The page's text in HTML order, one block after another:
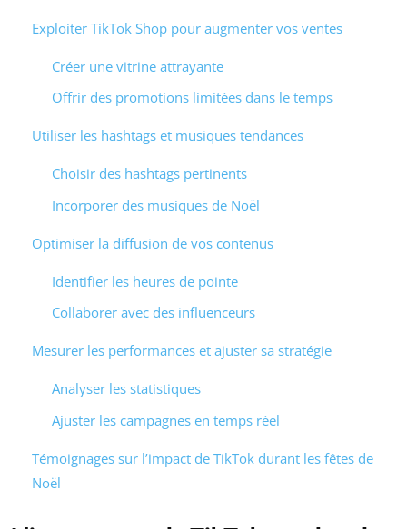
Exploiter TikTok Shop pour augmenter vos ventes
Créer une vitrine attrayante
Offrir des promotions limitées dans le temps
Utiliser les hashtags et musiques tendances
Choisir des hashtags pertinents
Incorporer des musiques de Noël
Optimiser la diffusion de vos contenus
Identifier les heures de pointe
Collaborer avec des influenceurs
Mesurer les performances et ajuster sa stratégie
Analyser les statistiques
Ajuster les campagnes en temps réel
Témoignages sur l’impact de TikTok durant les fêtes de
Noël